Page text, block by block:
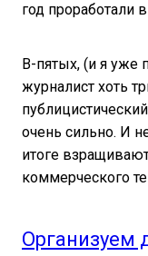
год проработали
В-пятых, (и я уже
журналист хоть
публицистический
очень сильно. И
итоге
коммерческого
Организуем